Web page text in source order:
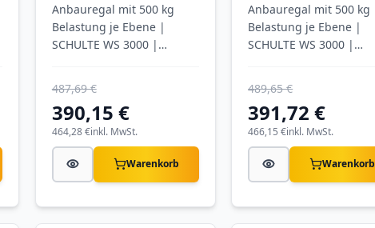
Spanplatten
Anbauregal mit 500 kg
Belastung je Ebene |
SCHULTE WS 3000 |
390,15 €
487,69 €
inkl. MwSt.
464,28 €
Warenkorb
Spanplatten
Anbauregal mit 500 kg
Belastung je Ebene |
SCHULTE WS 3000 |
391,72 €
489,65 €
inkl. MwSt.
466,15 €
Warenkorb